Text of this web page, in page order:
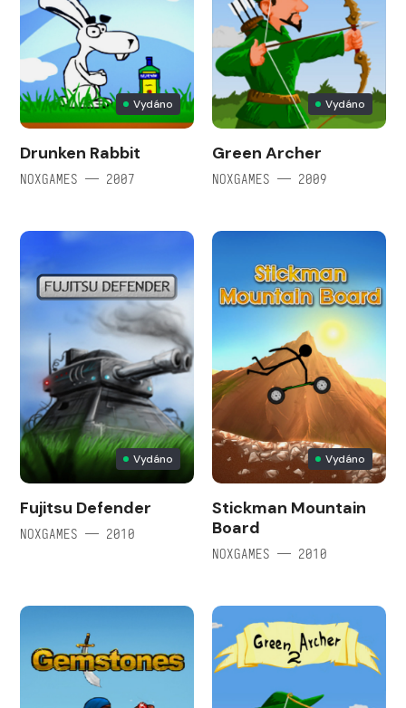
Vydáno
Drunken Rabbit
NOXGAMES — 2007
Vydáno
Green Archer
NOXGAMES — 2009
Vydáno
Fujitsu Defender
NOXGAMES — 2010
Vydáno
Stickman Mountain
Board
NOXGAMES — 2010